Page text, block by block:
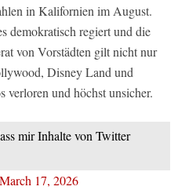
in Kalifornien im August.
demokratisch regiert und die
von Vorstädten gilt nicht nur
Disney Land und
verloren und höchst unsicher.
mir Inhalte von Twitter
March 17, 2026